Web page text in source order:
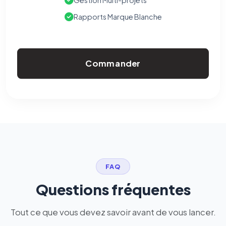
Rapports Marque Blanche
Commander
FAQ
Questions fréquentes
Tout ce que vous devez savoir avant de vous lancer.